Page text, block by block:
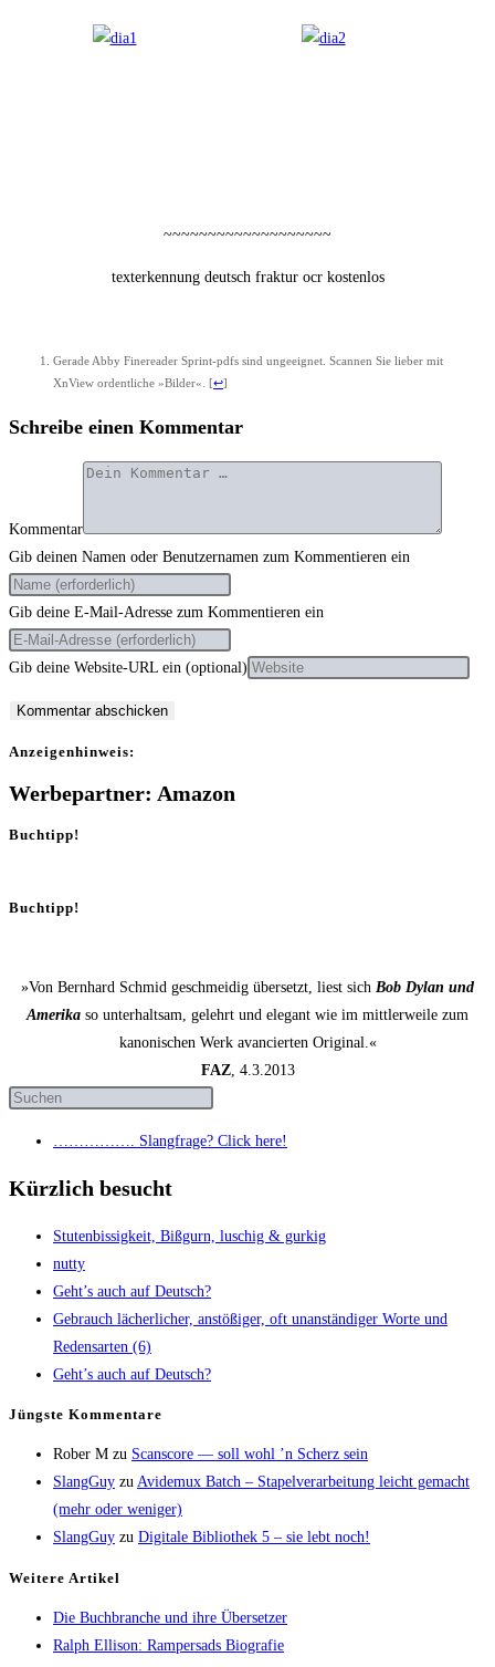
~~~~~~~~~~~~~~~~~~~
tex­terken­nung deutsch frak­tur ocr kostenlos
Gera­de Abby Fine­rea­der Sprint-pdfs sind unge­eig­net. Scan­nen Sie lie­ber mit
XnView ordent­li­che »Bil­der«. [↩]
Schreibe einen Kommentar
Kommentar
Gib deinen Namen oder Benutzernamen zum Kommentieren ein
Gib deine E-Mail-Adresse zum Kommentieren ein
Gib deine Website-URL ein (optional)
Anzei­gen­hin­weis:
Werbepartner: Amazon
Buchtipp!
Buchtipp!
»Von Bernhard Schmid geschmeidig übersetzt, liest sich Bob Dylan und
Amerika so unterhaltsam, gelehrt und elegant wie im mittlerweile zum
kanonischen Werk avancierten Original.«
FAZ, 4.3.2013
……………. Slang­fra­ge? Click here!
Kürzlich besucht
Stu­ten­bis­sig­keit, Biß­gurn, luschig & gurkig
nut­ty
Geht’s auch auf Deutsch?
Gebrauch lächer­li­cher, anstö­ßi­ger, oft unan­stän­di­ger Wor­te und
Redens­ar­ten (6)
Geht’s auch auf Deutsch?
Jüngs­te Kommentare
Rober M zu Scans­core — soll wohl ’n Scherz sein
SlangGuy zu Avi­de­mux Batch – Sta­pel­ver­ar­bei­tung leicht gemacht
(mehr oder weniger)
SlangGuy zu Digi­ta­le Biblio­thek 5 – sie lebt noch!
Wei­te­re Artikel
Die Buch­bran­che und ihre Übersetzer
Ralph Elli­son: Ram­pers­ads Biografie